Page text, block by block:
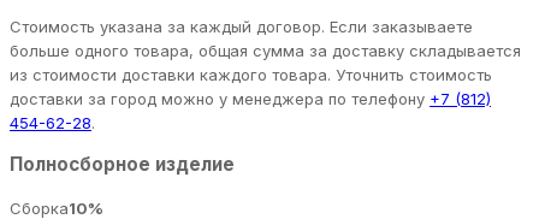
Стоимость указана за каждый договор. Если заказываете
больше одного товара, общая сумма за доставку складывается
из стоимости доставки каждого товара. Уточнить стоимость
доставки за город можно у менеджера по телефону +7 (812)
454-62-28.
Полносборное изделие
Сборка10%